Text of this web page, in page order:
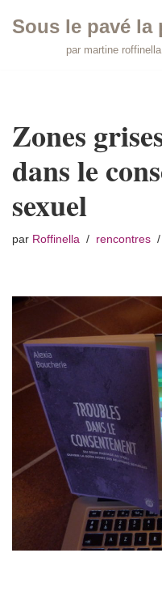
Sous le pavé la
par martine roffinella
Zones
dans le
sexuel
par Roffinella rencontres